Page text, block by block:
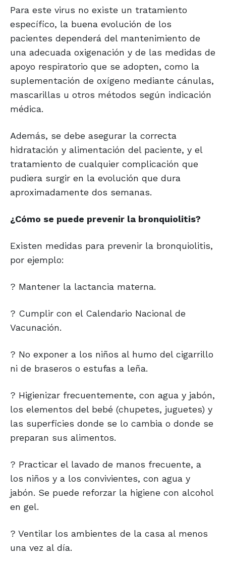
Para este virus no existe un tratamiento
específico, la buena evolución de los
pacientes dependerá del mantenimiento de
una adecuada oxigenación y de las medidas de
apoyo respiratorio que se adopten, como la
suplementación de oxígeno mediante cánulas,
mascarillas u otros métodos según indicación
médica.
Además, se debe asegurar la correcta
hidratación y alimentación del paciente, y el
tratamiento de cualquier complicación que
pudiera surgir en la evolución que dura
aproximadamente dos semanas.
¿Cómo se puede prevenir la bronquiolitis?
Existen medidas para prevenir la bronquiolitis,
por ejemplo:
? Mantener la lactancia materna.
? Cumplir con el Calendario Nacional de
Vacunación.
? No exponer a los niños al humo del cigarrillo
ni de braseros o estufas a leña.
? Higienizar frecuentemente, con agua y jabón,
los elementos del bebé (chupetes, juguetes) y
las superficies donde se lo cambia o donde se
preparan sus alimentos.
? Practicar el lavado de manos frecuente, a
los niños y a los convivientes, con agua y
jabón. Se puede reforzar la higiene con alcohol
en gel.
? Ventilar los ambientes de la casa al menos
una vez al día.